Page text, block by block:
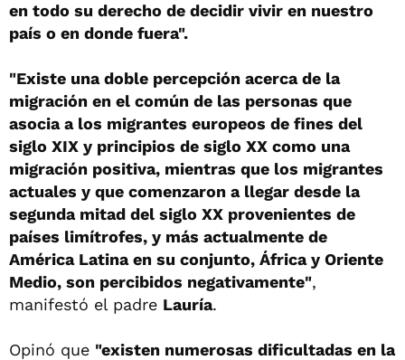
en todo su derecho de decidir vivir en nuestro
país o en donde fuera".
"Existe una doble percepción acerca de la
migración en el común de las personas que
asocia a los migrantes europeos de fines del
siglo XIX y principios de siglo XX como una
migración positiva, mientras que los migrantes
actuales y que comenzaron a llegar desde la
segunda mitad del siglo XX provenientes de
países limítrofes, y más actualmente de
América Latina en su conjunto, África y Oriente
Medio, son percibidos negativamente",
manifestó el padre Lauría.
Opinó que "existen numerosas dificultadas en la